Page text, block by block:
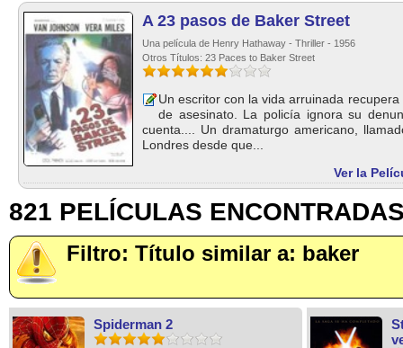
A 23 pasos de Baker Street
Una película de Henry Hathaway - Thriller - 1956
Otros Títulos: 23 Paces to Baker Street
Un escritor con la vida arruinada
de asesinato. La policía ignora su
cuenta.... Un dramaturgo americano,
Londres desde que...
Ver la
821 PELÍCULAS
Filtro: Título similar a: baker
Spiderman 2